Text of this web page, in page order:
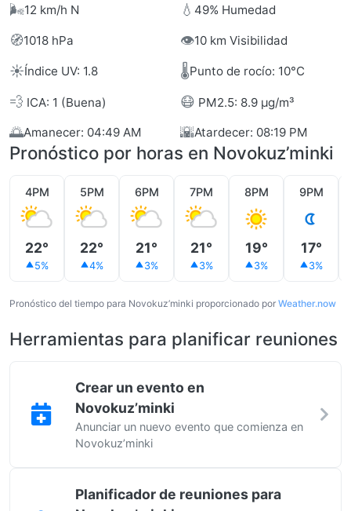
🌬️12 km/h N 💧 49% Humedad
🧭1018 hPa 👁️10 km Visibilidad
☀️Índice UV: 1.8 🌡️Punto de rocío: 10°C
💨 ICA: 1 (Buena) 😷 PM2.5: 8.9 µg/m³
🌅Amanecer: 04:49 AM 🌇Atardecer: 08:19 PM
Pronóstico por horas en Novokuz’minki
4PM
22°
5%
5PM
22°
4%
6PM
21°
3%
7PM
21°
3%
8PM
19°
3%
9PM
17°
3%
Pronóstico del tiempo para Novokuz’minki proporcionado por Weather.now
Herramientas para planificar reuniones
Crear un evento en
Novokuz’minki
Anunciar un nuevo evento que comienza en
Novokuz’minki
Planificador de reuniones para